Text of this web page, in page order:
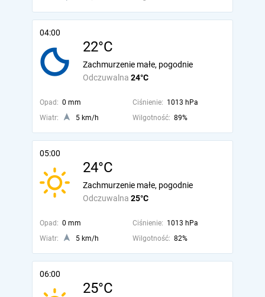
04:00
22°C
Odczuwalna 24°C
Zachmurzenie małe, pogodnie
Opad: 0 mm Ciśnienie: 1013 hPa
Wiatr:
5 km/h Wilgotność: 89%
05:00
24°C
Odczuwalna 25°C
Zachmurzenie małe, pogodnie
Opad: 0 mm Ciśnienie: 1013 hPa
Wiatr:
5 km/h Wilgotność: 82%
06:00
25°C